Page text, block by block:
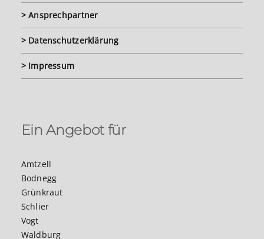
> Ansprechpartner
> Datenschutzerklärung
> Impressum
Ein Angebot für
Amtzell
Bodnegg
Grünkraut
Schlier
Vogt
Waldburg